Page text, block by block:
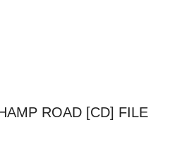
ROAD [CD] FILE